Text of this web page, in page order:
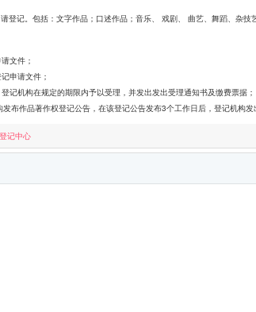
登记。包括：文字作品；口述作品；音乐、 戏剧、 曲艺、舞蹈、杂
文件；
申请文件；
记机构在规定的期限内予以受理，并发出发出受理通知书及缴费票据；
布作品著作权登记公告，在该登记公告发布3个工作日后，登记机构发
记中心